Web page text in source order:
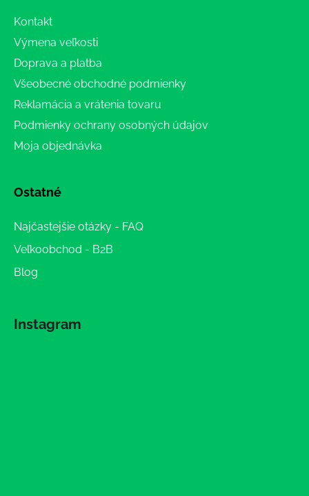
Kontakt
Výmena veľkosti
Doprava a platba
Všeobecné obchodné podmienky
Reklamácia a vrátenia tovaru
Podmienky ochrany osobných údajov
Moja objednávka
Ostatné
Najčastejšie otázky - FAQ
Veľkoobchod - B2B
Blog
Instagram